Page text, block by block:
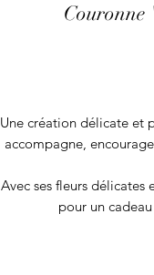
Couronne
Une création délicate et
accompagne,
Avec ses fleurs
pour un